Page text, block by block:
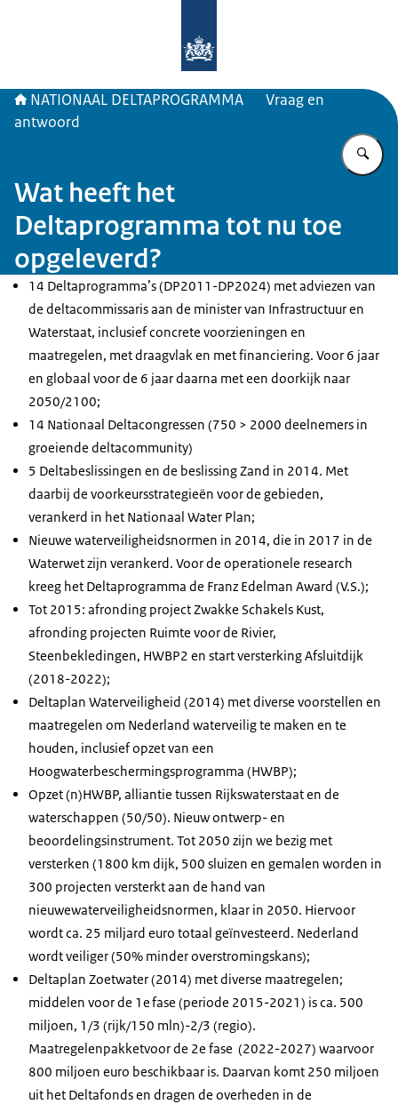
NATIONAAL DELTAPROGRAMMA
Vraag en
antwoord
Wat heeft het
Deltaprogramma tot nu toe
opgeleverd?
14 Deltaprogramma’s (DP2011-DP2024) met adviezen van
de deltacommissaris aan de minister van Infrastructuur en
Waterstaat, inclusief concrete voorzieningen en
maatregelen, met draagvlak en met financiering. Voor 6 jaar
en globaal voor de 6 jaar daarna met een doorkijk naar
2050/2100;
14 Nationaal Deltacongressen (750 > 2000 deelnemers in
groeiende deltacommunity)
5 Deltabeslissingen en de beslissing Zand in 2014. Met
daarbij de voorkeursstrategieën voor de gebieden,
verankerd in het Nationaal Water Plan;
Nieuwe waterveiligheidsnormen in 2014, die in 2017 in de
Waterwet zijn verankerd. Voor de operationele research
kreeg het Deltaprogramma de Franz Edelman Award (V.S.);
Tot 2015: afronding project Zwakke Schakels Kust,
afronding projecten Ruimte voor de Rivier,
Steenbekledingen, HWBP2 en start versterking Afsluitdijk
(2018-2022);
Deltaplan Waterveiligheid (2014) met diverse voorstellen en
maatregelen om Nederland waterveilig te maken en te
houden, inclusief opzet van een
Hoogwaterbeschermingsprogramma (HWBP);
Opzet (n)HWBP, alliantie tussen Rijkswaterstaat en de
waterschappen (50/50). Nieuw ontwerp- en
beoordelingsinstrument. Tot 2050 zijn we bezig met
versterken (1800 km dijk, 500 sluizen en gemalen worden in
300 projecten versterkt aan de hand van
nieuwewaterveiligheidsnormen, klaar in 2050. Hiervoor
wordt ca. 25 miljard euro totaal geïnvesteerd. Nederland
wordt veiliger (50% minder overstromingskans);
Deltaplan Zoetwater (2014) met diverse maatregelen;
middelen voor de 1e fase (periode 2015-2021) is ca. 500
miljoen, 1/3 (rijk/150 mln)-2/3 (regio).
Maatregelenpakketvoor de 2e fase (2022-2027) waarvoor
800 miljoen euro beschikbaar is. Daarvan komt 250 miljoen
uit het Deltafonds en dragen de overheden in de